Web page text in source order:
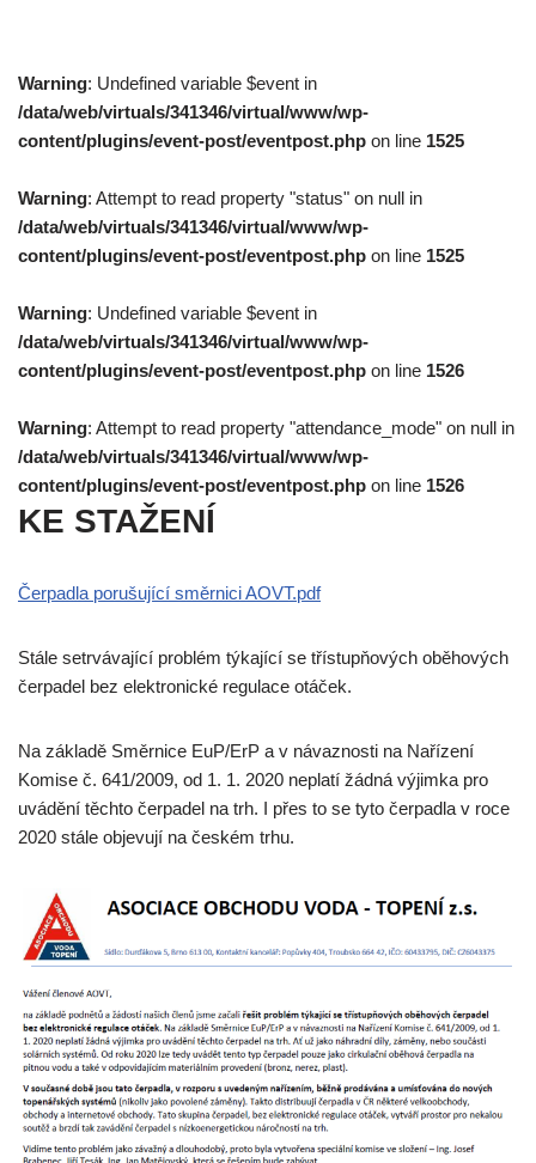
Warning: Undefined variable $event in
/data/web/virtuals/341346/virtual/www/wp-
content/plugins/event-post/eventpost.php on line 1525
Warning: Attempt to read property "status" on null in
/data/web/virtuals/341346/virtual/www/wp-
content/plugins/event-post/eventpost.php on line 1525
Warning: Undefined variable $event in
/data/web/virtuals/341346/virtual/www/wp-
content/plugins/event-post/eventpost.php on line 1526
Warning: Attempt to read property "attendance_mode" on null in
/data/web/virtuals/341346/virtual/www/wp-
content/plugins/event-post/eventpost.php on line 1526
KE STAŽENÍ
Čerpadla porušující směrnici AOVT.pdf
Stále setrvávající problém týkající se třístupňových oběhových
čerpadel bez elektronické regulace otáček.
Na základě Směrnice EuP/ErP a v návaznosti na Nařízení
Komise č. 641/2009, od 1. 1. 2020 neplatí žádná výjimka pro
uvádění těchto čerpadel na trh. I přes to se tyto čerpadla v roce
2020 stále objevují na českém trhu.